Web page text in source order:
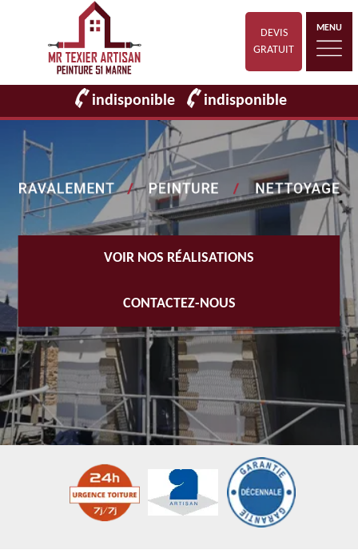
DEVIS
GRATUIT
MENU
indisponible indisponible
VOIR NOS RÉALISATIONS
CONTACTEZ-NOUS